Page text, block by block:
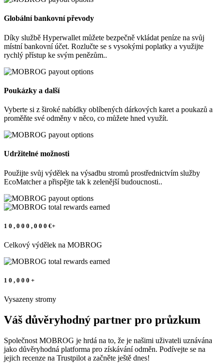
Globální bankovní převody
Díky službě Hyperwallet můžete bezpečně vkládat peníze na svůj
místní bankovní účet. Rozlučte se s vysokými poplatky a využijte
rychlý přístup ke svým penězům..
Poukázky a další
Vyberte si z široké nabídky oblíbených dárkových karet a poukazů a
proměňte své odměny v něco, co můžete hned využít.
Udržitelné možnosti
Použijte svůj výdělek na výsadbu stromů prostřednictvím služby
EcoMatcher a přispějte tak k zelenější budoucnosti..
1 0 , 0 0 0 , 0 0 0 €+
Celkový výdělek na MOBROG
1 0 , 0 0 0 +
Vysazeny stromy
Váš důvěryhodný partner pro průzkum
Společnost MOBROG je hrdá na to, že je našimi uživateli uznávána
jako důvěryhodná platforma pro získávání odměn. Podívejte se na
jejich recenze na Trustpilot a začněte ještě dnes!